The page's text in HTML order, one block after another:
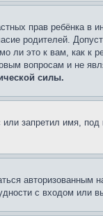
прав ребёнка
родителей.
это к вам, как к
вопросам и не
силы.
запретил имя,
с входом или